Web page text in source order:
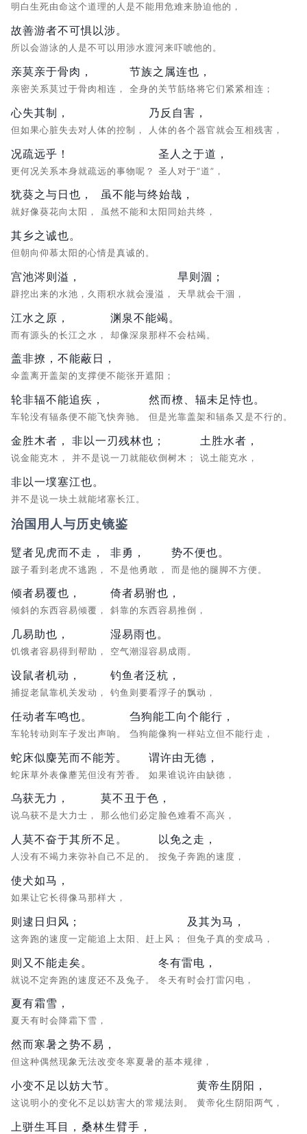
明白生死由命这个道理的人是不能用危难来胁迫他的，
故善游者不可惧以涉。
所以会游泳的人是不可以用涉水渡河来吓唬他的。
亲莫亲于骨肉，
亲密关系莫过于骨肉相连，
节族之属连也，
全身的关节筋络将它们紧紧相连；
心失其制，
但如果心脏失去对人体的控制，
乃反自害，
人体的各个器官就会互相残害，
况疏远乎！
更何况关系本身就疏远的事物呢？
圣人之于道，
圣人对于“道”，
犹葵之与日也，
就好像葵花向太阳，
虽不能与终始哉，
虽然不能和太阳同始共终，
其乡之诚也。
但朝向仰慕太阳的心情是真诚的。
宫池涔则溢，
辟挖出来的水池，久雨积水就会漫溢，
旱则涸；
天旱就会干涸，
江水之原，
而有源头的长江之水，
渊泉不能竭。
却像深泉那样不会枯竭。
盖非撩，不能蔽日，
伞盖离开盖架的支撑便不能张开遮阳；
轮非辐不能追疾，
车轮没有辐条便不能飞快奔驰。
然而橑、辐未足恃也。
但是光靠盖架和辐条又是不行的。
金胜木者，
说金能克木，
非以一刃残林也；
并不是说一刀就能砍倒树木；
土胜水者，
说土能克水，
非以一墣塞江也。
并不是说一块土就能堵塞长江。
治国用人与历史镜鉴
躄者见虎而不走，
跛子看到老虎不逃跑，
非勇，
不是他勇敢，
势不便也。
而是他的腿脚不方便。
倾者易覆也，
倾斜的东西容易倾覆，
倚者易驸也，
斜靠的东西容易推倒，
几易助也，
饥饿者容易得到帮助，
湿易雨也。
空气潮湿容易成雨。
设鼠者机动，
捕捉老鼠靠机关发动，
钓鱼者泛杭，
钓鱼则要看浮子的飘动，
任动者车鸣也。
车轮转动则车子发出声响。
刍狗能工向个能行，
刍狗能像狗一样站立但不能行走，
蛇床似麋芜而不能芳。
蛇床草外表像蘼芜但没有芳香。
谓许由无德，
如果谁说许由缺德，
乌获无力，
说乌获不是大力士，
莫不丑于色，
那么他们必定脸色难看不高兴，
人莫不奋于其所不足。
人没有不竭力来弥补自己不足的。
以免之走，
按兔子奔跑的速度，
使犬如马，
如果让它长得像马那样大，
则逮日归风；
这奔跑的速度一定能追上太阳、赶上风；
及其为马，
但兔子真的变成马，
则又不能走矣。
就说不定奔跑的速度还不及兔子。
冬有雷电，
冬天有时会打雷闪电，
夏有霜雪，
夏天有时会降霜下雪，
然而寒暑之势不易，
但这种偶然现象无法改变冬寒夏暑的基本规律，
小变不足以妨大节。
这说明小的变化不足以妨害大的常规法则。
黄帝生阴阳，
黄帝化生阴阳两气，
上骈生耳目， 桑林生臂手，